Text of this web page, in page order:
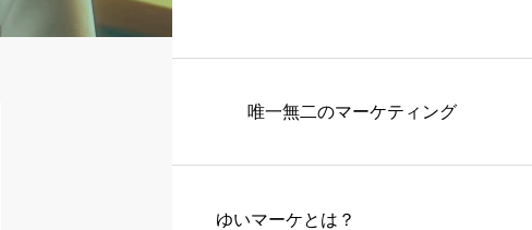
唯一無二のマーケティング
ゆいマーケとは？